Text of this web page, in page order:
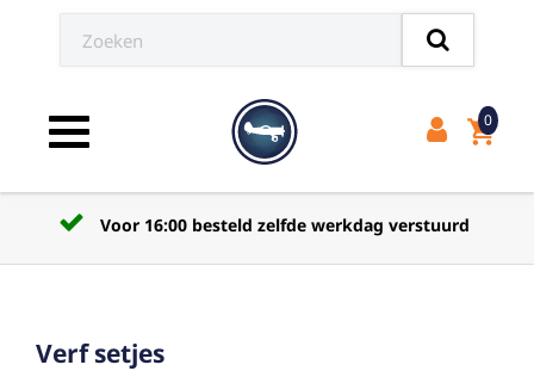
Toggle navigation shopping_cart
0
Voor 16:00 besteld zelfde werkdag verstuurd
Verf setjes